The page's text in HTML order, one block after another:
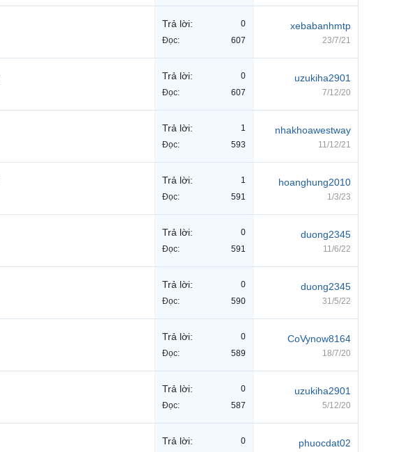
Trả lời:
0
Đọc:
607
xebabanhmtp
23/7/21
Trả lời:
0
Đọc:
607
uzukiha2901
7/12/20
Trả lời:
1
Đọc:
593
nhakhoawestway
11/12/21
Trả lời:
1
Đọc:
591
hoanghung2010
1/3/23
Trả lời:
0
Đọc:
591
duong2345
11/6/22
Trả lời:
0
Đọc:
590
duong2345
31/5/22
Trả lời:
0
Đọc:
589
CoVynow8164
18/7/20
Trả lời:
0
Đọc:
587
uzukiha2901
5/12/20
Trả lời:
0
phuocdat02